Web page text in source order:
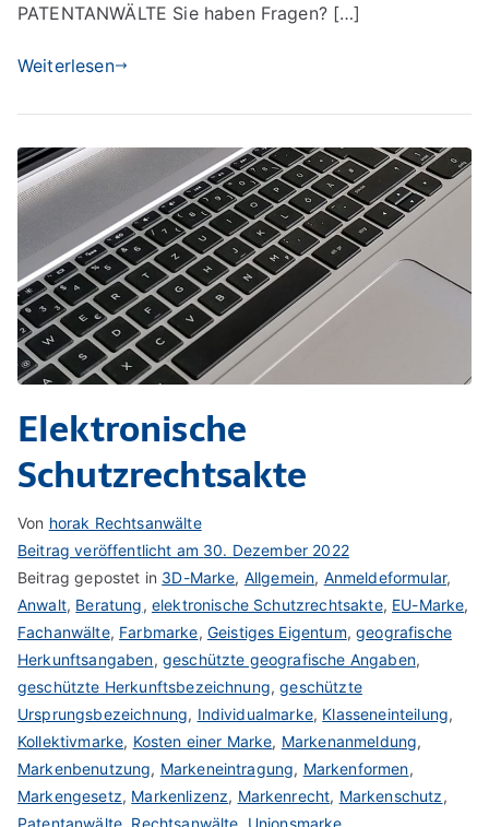
PATENTANWÄLTE Sie haben Fragen? […]
Weiterlesen
Elektronische
Schutzrechtsakte
Von horak Rechtsanwälte
Beitrag veröffentlicht am 30. Dezember 2022
Beitrag gepostet in 3D-Marke, Allgemein, Anmeldeformular,
Anwalt, Beratung, elektronische Schutzrechtsakte, EU-Marke,
Fachanwälte, Farbmarke, Geistiges Eigentum,geografische
Herkunftsangaben, geschützte geografische Angaben,
geschützte Herkunftsbezeichnung,geschützte
Ursprungsbezeichnung, Individualmarke, Klasseneinteilung,
Kollektivmarke, Kosten einer Marke, Markenanmeldung,
Markenbenutzung, Markeneintragung, Markenformen,
Markengesetz, Markenlizenz, Markenrecht, Markenschutz,
Patentanwälte, Rechtsanwälte, Unionsmarke